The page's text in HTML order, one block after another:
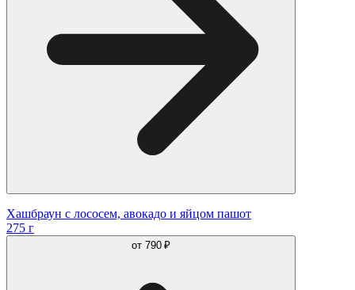
Хашбраун с лососем, авокадо и яйцом пашот
275 г
от 790 ₽